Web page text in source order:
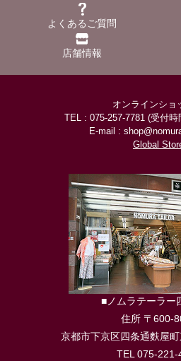
よくあるご質問
店舗情報
オンラインシ
TEL : 075-257-7781 (受付
E-mail :
Global
■ノムラテーラー
住所 〒600-
京都市下京区四条通麩屋
TEL 075-221-